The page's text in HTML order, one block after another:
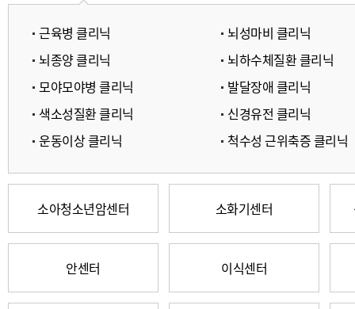
근육병 클리닉
뇌성마비 클리닉
뇌종양 클리닉
뇌하수체질환 클리닉
모야모야병 클리닉
발달장애 클리닉
색소성질환 클리닉
신경유전 클리닉
운동이상 클리닉
척수성 근위축증 클리닉
소아청소년암센터 소화기센터
안센터 이식센터